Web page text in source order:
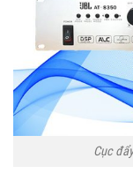
Cục